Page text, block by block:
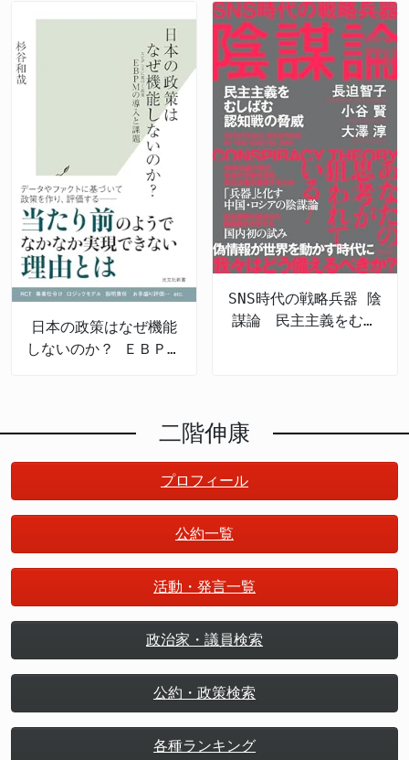
日本の政策はなぜ機能
しないのか？ ＥＢＰＭ
SNS時代の戦略兵器 陰
謀論 民主主義をむし
二階伸康
プロフィール
公約一覧
活動・発言一覧
政治家・議員検索
公約・政策検索
各種ランキング